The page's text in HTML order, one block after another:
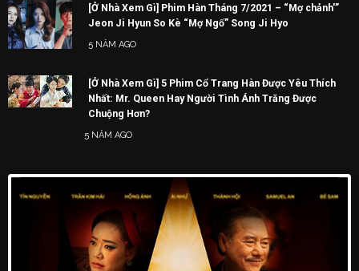
[Ở Nhà Xem Gì] Phim Hàn Tháng 7/2021 – “Mợ chảnh'”
Jeon Ji Hyun So Kè “Mợ Ngố” Song Ji Hyo
5 NĂM AGO
[Ở Nhà Xem Gì] 5 Phim Cổ Trang Hàn Được Yêu Thích
Nhất: Mr. Queen Hay Người Tình Ánh Trăng Được
Chuộng Hơn?
5 NĂM AGO